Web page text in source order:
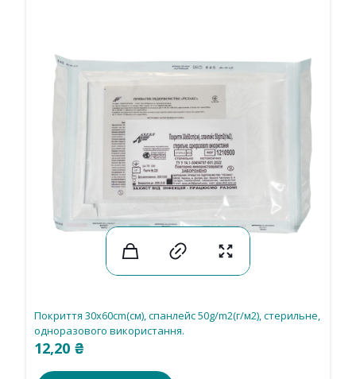
Покриття 30х60cm(см), спанлейс 50g/m2(г/м2), стерильне,
одноразового використання.
12,20 ₴